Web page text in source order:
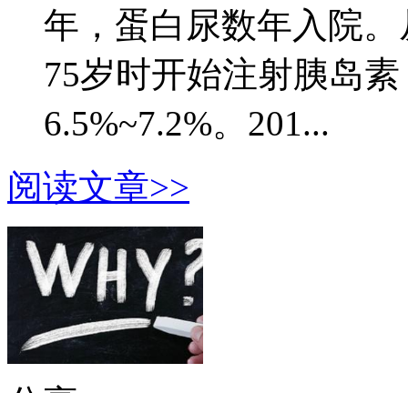
年，蛋白尿数年入院
75岁时开始注射胰岛
6.5%~7.2%。201...
阅读文章>>